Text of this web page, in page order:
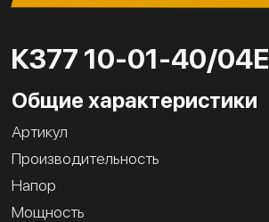
К377 10-01-40/
Общие характеристики
Артикул
Производительность
Напор
Мощность